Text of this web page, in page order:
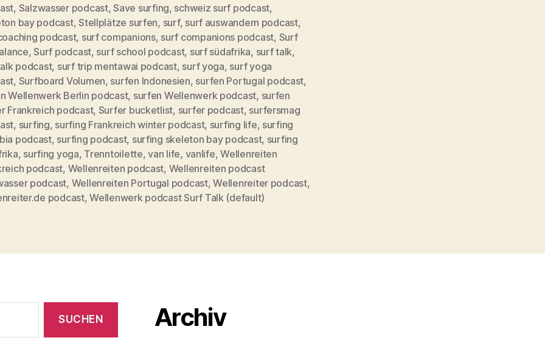
, Salzwasser podcast,Save surfing, schweiz surf podcast,
bay podcast,Stellplätze surfen, surf, surf auswandern podcast,
podcast, surf companions, surf companions podcast, Surf
,Surf podcast, surf school podcast, surf südafrika, surf talk,
podcast, surf trip mentawai podcast, surf yoga, surf yoga
, Surfboard Volumen, surfen Indonesien, surfen Portugal podcast,
Wellenwerk Berlin podcast, surfen Wellenwerk podcast, surfen
Frankreich podcast, Surfer bucketlist, surfer podcast, surfersmag
, surfing, surfing Frankreich winter podcast, surfing life, surfing
podcast, surfing podcast, surfing skeleton bay podcast, surfing
, surfing yoga, Trenntoilette,van life, vanlife,Wellenreiten
podcast, Wellenreiten podcast, Wellenreiten podcast
podcast, Wellenreiten Portugal podcast,Wellenreiter podcast,
podcast,Wellenwerk podcast Surf Talk (default)
Archiv